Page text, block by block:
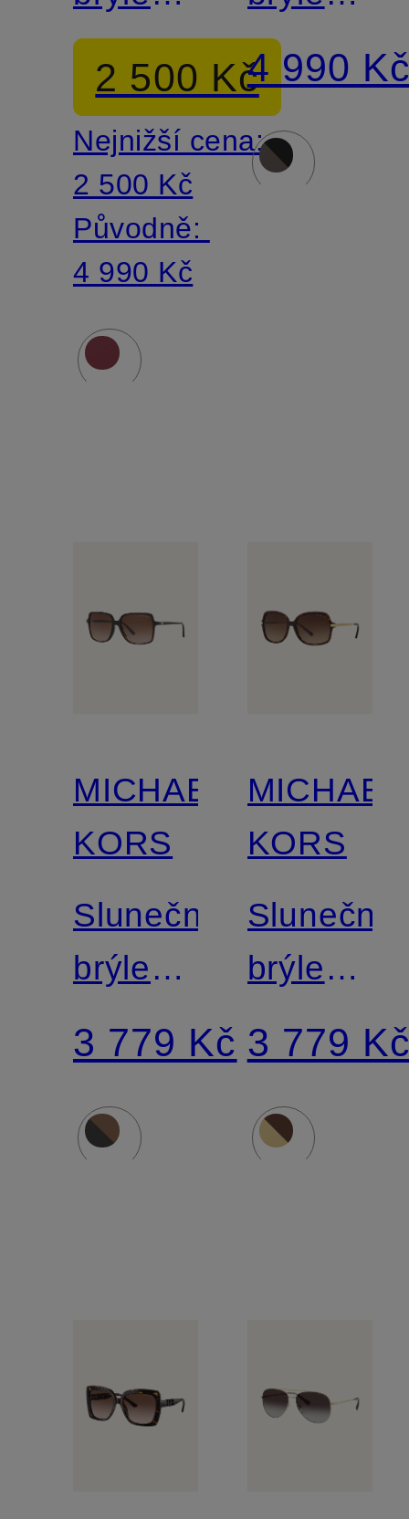
MK2182
2 500 Kč
Nejnižší cena:
2 500 Kč
Původně:
4 990 Kč
MK2182
4 990
MICHAEL
KORS
Sluneční
brýle
MK2098U
3 779 Kč
MICHAEL
KORS
Sluneční
brýle
MK-
2024
3 779